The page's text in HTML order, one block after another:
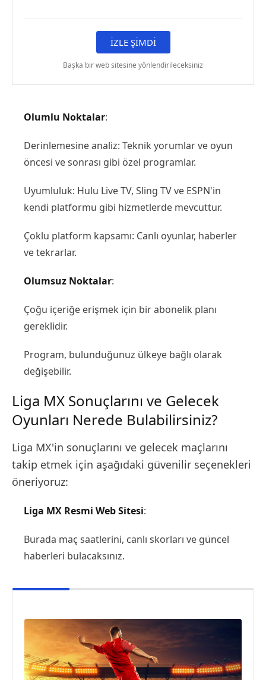
İZLE ŞİMDİ
Başka bir web sitesine yönlendirileceksiniz
Olumlu Noktalar:
Derinlemesine analiz: Teknik yorumlar ve oyun
öncesi ve sonrası gibi özel programlar.
Uyumluluk: Hulu Live TV, Sling TV ve ESPN'in
kendi platformu gibi hizmetlerde mevcuttur.
Çoklu platform kapsamı: Canlı oyunlar, haberler
ve tekrarlar.
Olumsuz Noktalar:
Çoğu içeriğe erişmek için bir abonelik planı
gereklidir.
Program, bulunduğunuz ülkeye bağlı olarak
değişebilir.
Liga MX Sonuçlarını ve Gelecek
Oyunları Nerede Bulabilirsiniz?
Liga MX'in sonuçlarını ve gelecek maçlarını
takip etmek için aşağıdaki güvenilir seçenekleri
öneriyoruz:
Liga MX Resmi Web Sitesi:
Burada maç saatlerini, canlı skorları ve güncel
haberleri bulacaksınız.